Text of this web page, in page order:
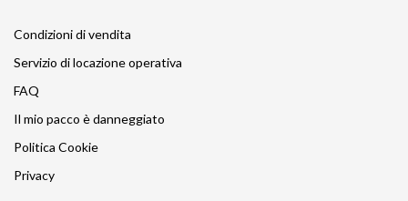
Condizioni di vendita
Servizio di locazione operativa
FAQ
Il mio pacco è danneggiato
Politica Cookie
Privacy